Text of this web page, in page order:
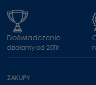
Doświadczenie
działamy od 2011r.
ZAKUPY